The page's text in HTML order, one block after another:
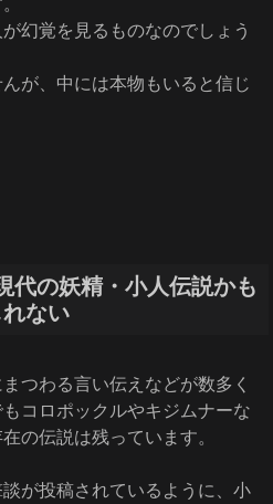
幻覚を見るものなのでしょう
が、中には本物もいると信じ
代の妖精・小人伝説かも
れない
つわる言い伝えなどが数多く
コロポックルやキジムナーな
の伝説は残っています。
が投稿されているように、小